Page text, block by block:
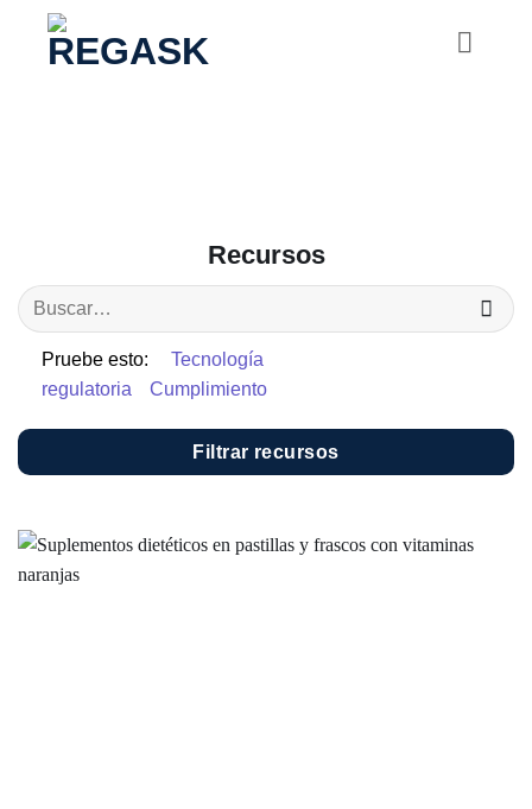
Saltar
Recursos
Pruebe esto:
Tecnología
regulatoria
Cumplimiento
Filtrar recursos